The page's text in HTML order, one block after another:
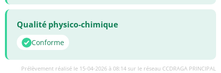
Qualité physico-chimique
Conforme
Prélèvement réalisé le 15-04-2026 à 08:14 sur le réseau CCDRAGA PRINCIPAL